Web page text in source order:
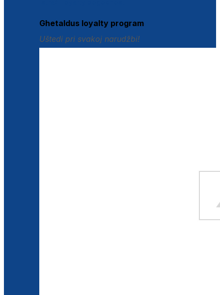
Ghetaldus loyalty program
Uštedi pri svakoj narudžbi!